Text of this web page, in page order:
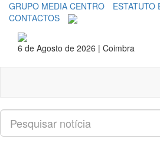
GRUPO MEDIA CENTRO
ESTATUTO
CONTACTOS
6 de Agosto de 2026 | Coimbra
Pesquisar